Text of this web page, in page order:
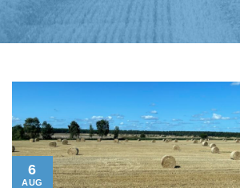
6
AUG